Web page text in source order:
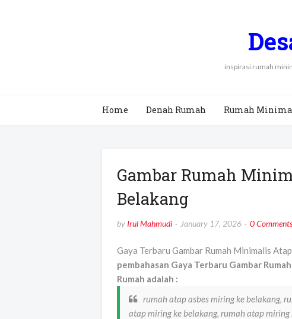
inspirasi rumah
Home Denah Rumah Rumah
Gambar Rumah
Belakang
by Irul Mahmudi January 17, 2026 0 Comments
Gaya Terbaru Gambar Rumah Minimalis
pembahasan Gaya Terbaru Gambar
Rumah adalah :
rumah atap asbes miring ke belakang,
atap miring ke belakang, rumah atap